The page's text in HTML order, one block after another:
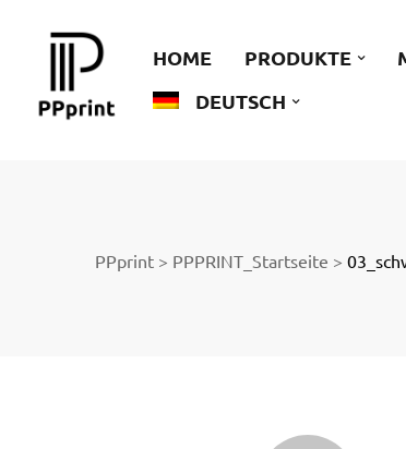
HOME PRODUKTE
DEUTSCH
PPprint > PPPRINT_Startseite >